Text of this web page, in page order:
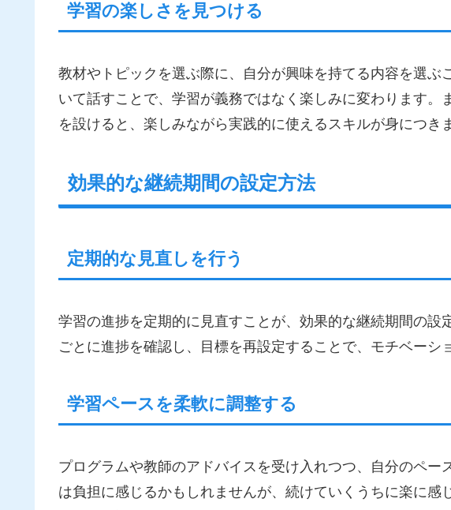
学習の楽しさを見つける
教材やトピックを選ぶ際に、自分が興味を持てる内容を選ぶ
いて話すことで、学習が義務ではなく楽しみに変わります。
を設けると、楽しみながら実践的に使えるスキルが身につき
効果的な継続期間の設定方法
定期的な見直しを行う
学習の進捗を定期的に見直すことが、効果的な継続期間の設
ごとに進捗を確認し、目標を再設定することで、モチベーシ
学習ペースを柔軟に調整する
プログラムや教師のアドバイスを受け入れつつ、自分のペー
は負担に感じるかもしれませんが、続けていくうちに楽に感